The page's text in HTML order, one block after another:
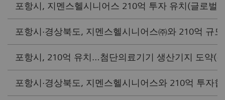
포항시, 지멘스헬시니어스 210억 투자 유치(글로벌
포항시·경상북도, 지멘스헬시니어스㈜와 210억 규
포항시, 210억 유치…첨단의료기기 생산기지 도약(
포항시·경상북도, 지멘스헬시니어스와 210억 투자